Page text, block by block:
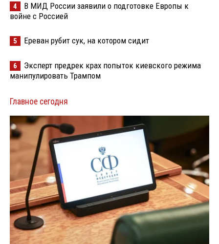
4
В МИД России заявили о подготовке Европы к
войне с Россией
5 Ереван рубит сук, на котором сидит
6
Эксперт предрек крах попыток киевского режима
манипулировать Трампом
Главное сегодня